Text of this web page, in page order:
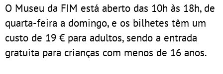
O Museu da FIM está aberto das 10h às 18h, de
quarta-feira a domingo, e os bilhetes têm um
custo de 19 € para adultos, sendo a entrada
gratuita para crianças com menos de 16 anos.